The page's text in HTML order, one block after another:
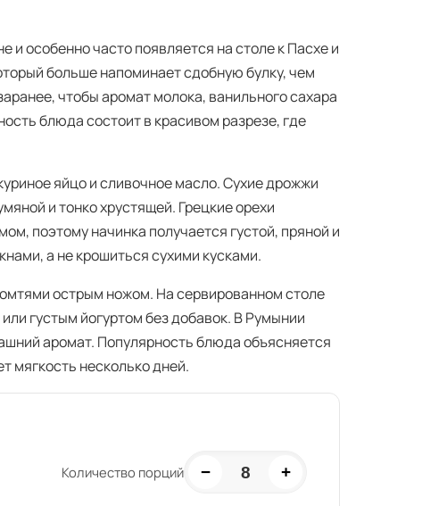
и особенно часто появляется на столе к Пасхе и
больше напоминает сдобную булку, чем
чтобы аромат молока, ванильного сахара
блюда состоит в красивом разрезе, где
яйцо и сливочное масло. Сухие дрожжи
и тонко хрустящей. Грецкие орехи
поэтому начинка получается густой, пряной и
а не крошиться сухими кусками.
острым ножом. На сервированном столе
густым йогуртом без добавок. В Румынии
аромат. Популярность блюда объясняется
мягкость несколько дней.
Количество порций − 8 +